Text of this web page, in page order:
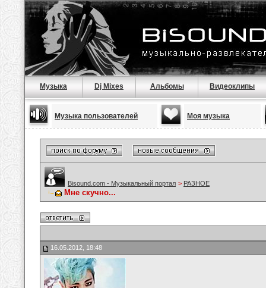
Музыка Dj Mixes Альбомы Видеоклипы
Музыка пользователей Моя музыка
Bisound.com - Музыкальный портал > РАЗНОЕ
Мне скучно...
16.05.2012, 18:48